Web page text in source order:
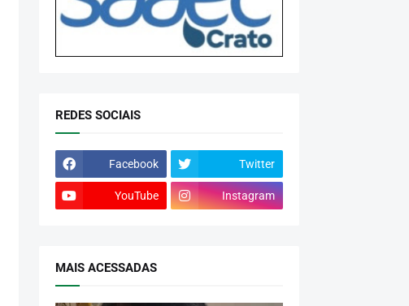
REDES SOCIAIS
Facebook Twitter
YouTube Instagram
MAIS ACESSADAS